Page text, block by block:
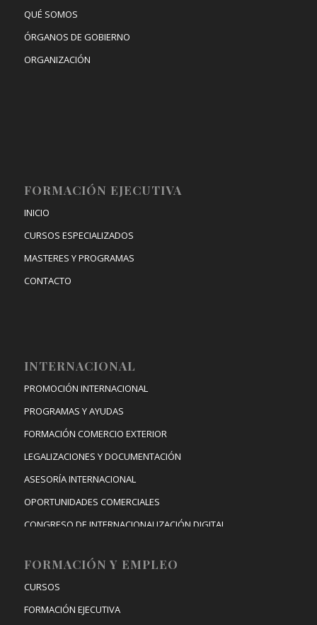
QUÉ SOMOS
ÓRGANOS DE GOBIERNO
ORGANIZACIÓN
FORMACIÓN EJECUTIVA
INICIO
CURSOS ESPECIALIZADOS
MASTERES Y PROGRAMAS
CONTACTO
INTERNACIONAL
PROMOCIÓN INTERNACIONAL
PROGRAMAS Y AYUDAS
FORMACIÓN COMERCIO EXTERIOR
LEGALIZACIONES Y DOCUMENTACIÓN
ASESORÍA INTERNACIONAL
OPORTUNIDADES COMERCIALES
CONGRESO DE INTERNACIONALIZACIÓN DIGITAL
FORMACIÓN Y EMPLEO
CURSOS
FORMACIÓN EJECUTIVA